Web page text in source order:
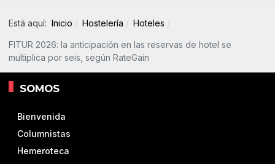
Está aquí: Inicio Hostelería Hoteles
FITUR 2026: la anticipación en las reservas de hotel se
multiplica por seis, según RateGain
SOMOS
Bienvenida
Columnistas
Hemeroteca